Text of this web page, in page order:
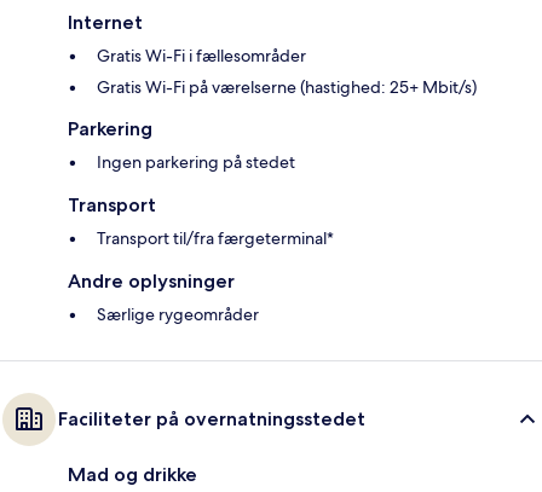
Internet
Gratis Wi-Fi i fællesområder
Gratis Wi-Fi på værelserne (hastighed: 25+ Mbit/s)
Parkering
Ingen parkering på stedet
Transport
Transport til/fra færgeterminal*
Andre oplysninger
Særlige rygeområder
Faciliteter på overnatningsstedet
Mad og drikke